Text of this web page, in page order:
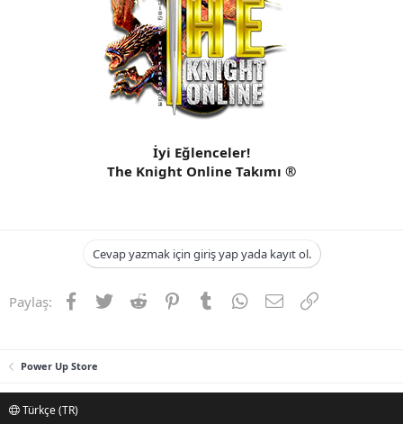
İyi Eğlenceler!
The Knight Online Takımı ®
Cevap yazmak için giriş yap yada kayıt ol.
Paylaş: Facebook
TwitterReddit PinterestTumblrWhatsApp
E-postaLink
Power Up Store
Türkçe (TR)